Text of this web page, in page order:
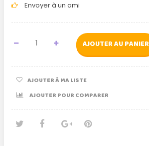
Envoyer à un ami
AJOUTER AU PANIER
AJOUTER À MA LISTE
AJOUTER POUR COMPARER